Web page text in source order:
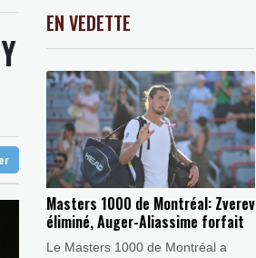
meurt malgré les soins
terroristes" lors de l'investiture du
autant
0.08%
-0.41%
2.08% 4302.47 €
EN VEDETTE
Masters 1000 de Montréal: Zverev
éliminé, Auger-Aliassime forfait
Le Masters 1000 de Montréal a